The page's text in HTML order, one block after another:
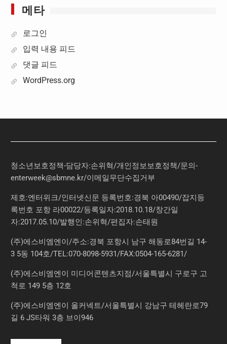
메타
로그인
입력 내용 피드
댓글 피드
WordPress.org
청소년보호정책-담당자:손위혁/개인정보보호정책/문의-
enterweek@sbmne.kr/이메일무단수집거부
제호:엔터위크/인터넷신문 등록번호:경북 아00490/잡지등
록번호 포항 라00022/등록일자:2018.10.18/창간일
자:2017.05.10/발행인:손위혁/편집자:손태원
(주)에스비엠엔이/주소:경북 포항시 남구 해동로84번길 14-
3 5동 104호/TEL:070-8098-5931/FAX:0504-165-6281/
(주)에스비엠엔이 미디어콘텐츠지점/서울특별시 구로구 고
척로 149 5층 12호
(주)에스비엠엔이 올커넥트/서울특별시 강남구 테헤란로79
길 6 JS타워 3층 브이946